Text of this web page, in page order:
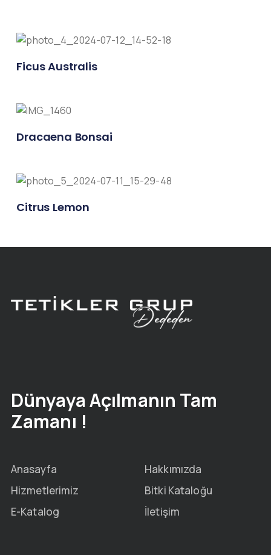
Ficus Australis
Dracaena Bonsai
Citrus Lemon
Dünyaya Açılmanın Tam
Zamanı !
Anasayfa
Hakkımızda
Hizmetlerimiz
Bitki Kataloğu
E-Katalog
İletişim